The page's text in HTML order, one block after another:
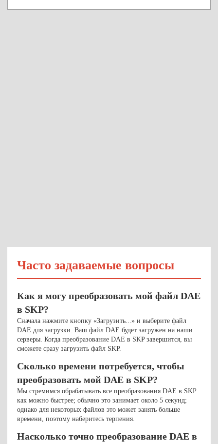
Часто задаваемые вопросы
Как я могу преобразовать мой файл DAE
в SKP?
Сначала нажмите кнопку «Загрузить...» и выберите файл
DAE для загрузки. Ваш файл DAE будет загружен на наши
серверы. Когда преобразование DAE в SKP завершится, вы
сможете сразу загрузить файл SKP.
Сколько времени потребуется, чтобы
преобразовать мой DAE в SKP?
Мы стремимся обрабатывать все преобразования DAE в SKP
как можно быстрее; обычно это занимает около 5 секунд;
однако для некоторых файлов это может занять больше
времени, поэтому наберитесь терпения.
Насколько точно преобразование DAE в